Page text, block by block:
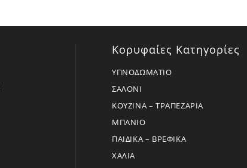
Κορυφαίες Κατηγορίες
ΥΠΝΟΔΩΜΑΤΙΟ
ΣΑΛΟΝΙ
ΚΟΥΖΙΝΑ – ΤΡΑΠΕΖΑΡΙΑ
ΜΠΑΝΙΟ
ΠΑΙΔΙΚΑ – ΒΡΕΦΙΚΑ
ΧΑΛΙΑ